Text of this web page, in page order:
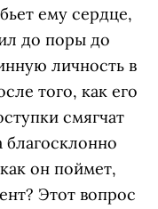
ему сердце,
до поры до
личность в
того, как его
смягчат
благосклонно
он поймет,
Этот вопрос